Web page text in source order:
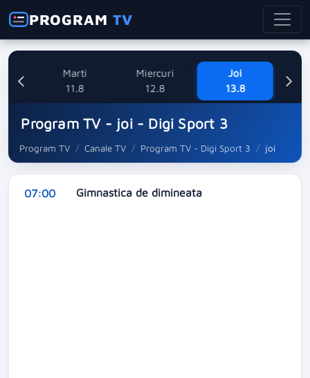
PROGRAMTV
Marti
11.8
Miercuri
12.8
Joi
13.8
Program TV - joi - Digi Sport 3
Program TV Canale TV Program TV - Digi Sport 3 joi
07:00 Gimnastica de dimineata